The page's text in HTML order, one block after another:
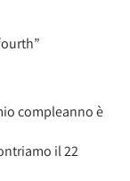
compleanno è
il 22